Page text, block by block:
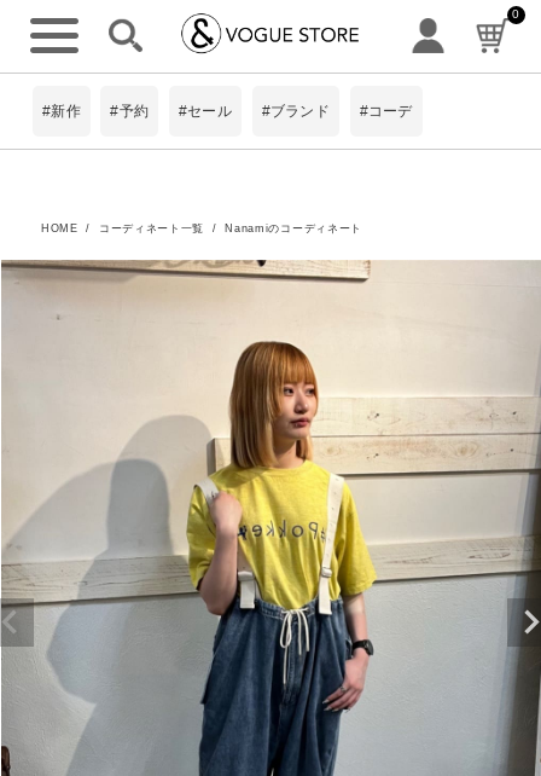
0
#新作 #予約 #セール #ブランド #コーデ
HOME コーディネート一覧 Nanamiのコーディネート